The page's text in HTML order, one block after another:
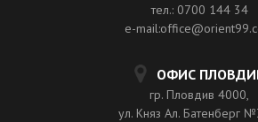
тел.: 0700 144 34
e-
ОФИС
гр. Пловдив 4000,
ул. Княз Ал. Батенберг